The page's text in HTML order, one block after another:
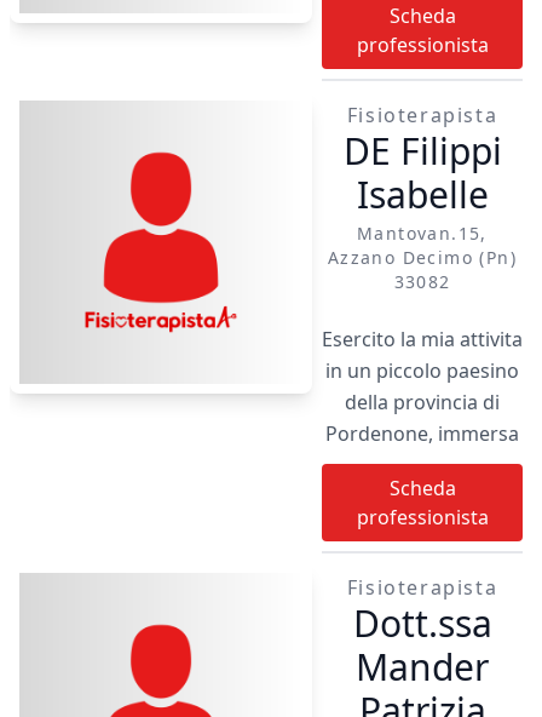
Scheda
professionista
Fisioterapista
DE Filippi
Isabelle
Mantovan.15,
Azzano Decimo (pn)
33082
Esercito la mia attivita
in un piccolo paesino
della provincia di
Pordenone, immersa
nel verde. Di seguito
l'elenco delle tecniche
che uso, puramente a
scopo illustrativo, in
quanto le
competenze acquisite
con lo studio e
l'esperienza non si
Scheda
professionista
Fisioterapista
Dott.ssa
Mander